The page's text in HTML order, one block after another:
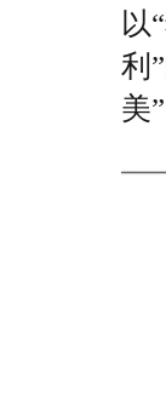
以
利
美